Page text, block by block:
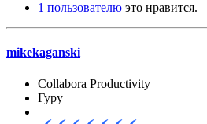
1 пользователю это нравится.
mikekaganski
Collabora Productivity
Гуру